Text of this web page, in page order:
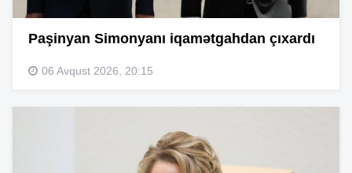
Paşinyan Simonyanı iqamətgahdan çıxardı
06 Avqust 2026, 20:15